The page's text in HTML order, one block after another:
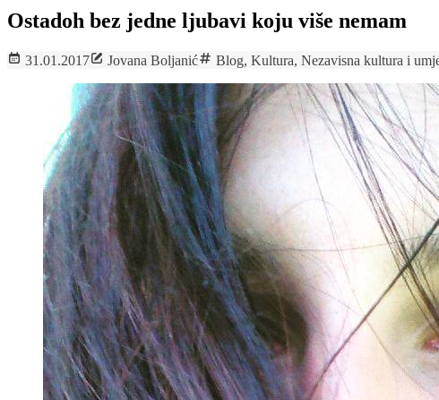
Ostadoh bez jedne ljubavi koju više nemam
31.01.2017 Jovana Boljanić Blog, Kultura, Nezavisna kultura i